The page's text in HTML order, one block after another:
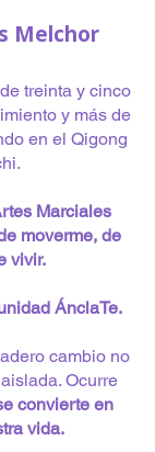
Melchor
treinta y cinco
y más de
en el Qigong
Marciales
moverme, de
vivir.
ÁnclaTe.
cambio no
Ocurre
convierte en
vida.